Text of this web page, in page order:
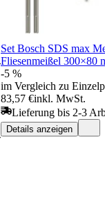
Set Bosch SDS max
Fliesenmeißel 300×80
-5 %
im Vergleich zu
83,57 €inkl. MwSt.
Lieferung bis 2-3
Details anzeigen